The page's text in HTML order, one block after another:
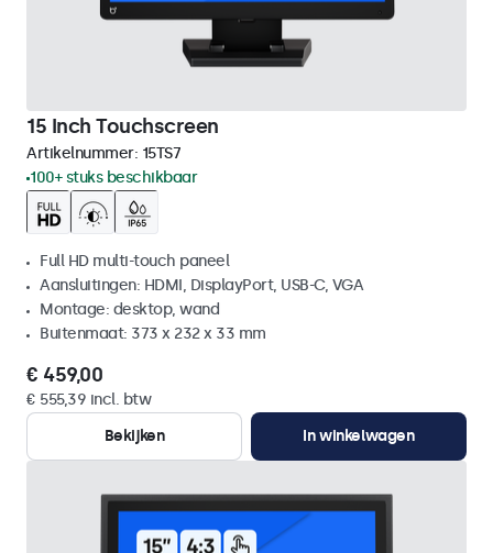
15 Inch Touchscreen
Artikelnummer: 15TS7
100+ stuks beschikbaar
Full HD multi-touch paneel
Aansluitingen: HDMI, DisplayPort, USB-C, VGA
Montage: desktop, wand
Buitenmaat: 373 x 232 x 33 mm
€ 459,00
€ 555,39 incl. btw
Bekijken
In winkelwagen